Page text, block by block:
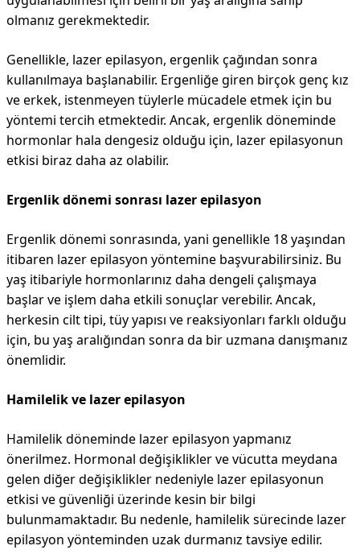
olmanız gerekmektedir.
Genellikle, lazer epilasyon, ergenlik çağından sonra
kullanılmaya başlanabilir. Ergenliğe giren birçok genç kız
ve erkek, istenmeyen tüylerle mücadele etmek için bu
yöntemi tercih etmektedir. Ancak, ergenlik döneminde
hormonlar hala dengesiz olduğu için, lazer epilasyonun
etkisi biraz daha az olabilir.
Ergenlik dönemi sonrası lazer epilasyon
Ergenlik dönemi sonrasında, yani genellikle 18 yaşından
itibaren lazer epilasyon yöntemine başvurabilirsiniz. Bu
yaş itibariyle hormonlarınız daha dengeli çalışmaya
başlar ve işlem daha etkili sonuçlar verebilir. Ancak,
herkesin cilt tipi, tüy yapısı ve reaksiyonları farklı olduğu
için, bu yaş aralığından sonra da bir uzmana danışmanız
önemlidir.
Hamilelik ve lazer epilasyon
Hamilelik döneminde lazer epilasyon yapmanız
önerilmez. Hormonal değişiklikler ve vücutta meydana
gelen diğer değişiklikler nedeniyle lazer epilasyonun
etkisi ve güvenliği üzerinde kesin bir bilgi
bulunmamaktadır. Bu nedenle, hamilelik sürecinde lazer
epilasyon yönteminden uzak durmanız tavsiye edilir.